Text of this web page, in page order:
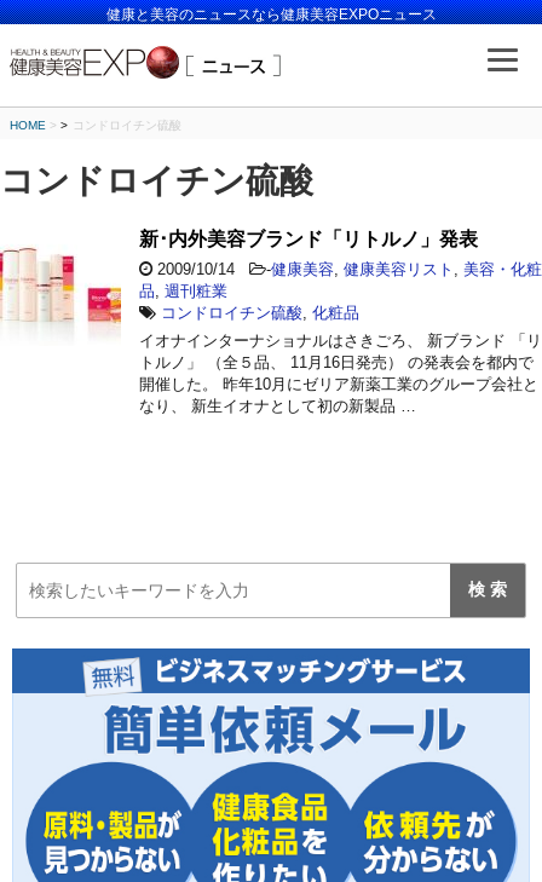
健康と美容のニュースなら健康美容EXPOニュース
HOME > コンドロイチン硫酸
コンドロイチン硫酸
新･内外美容ブランド「リトルノ」発表
2009/10/14 -健康美容 健康美容リスト
美容・化粧
品 週刊粧業
コンドロイチン硫酸 化粧品
イオナインターナショナルはさきごろ、 新ブランド 「リ
トルノ」 （全５品、 11月16日発売） の発表会を都内で
開催した。 昨年10月にゼリア新薬工業のグループ会社と
なり、 新生イオナとして初の新製品 …